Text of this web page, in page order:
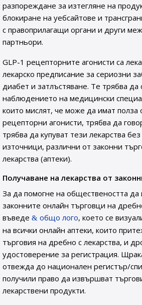
разпореждане за изтегляне на
блокиране на уебсайтове и
с правоприлагащи органи и други
партньори.
GLP-1 рецепторните агонисти са
лекарско предписание за сериозни
диабет и затлъстяване. Те трябва да
наблюдението на медицински
които мислят, че може да имат полза
рецепторни агонисти, трябва да
трябва да купуват тези лекарства
източници, различни от законни
лекарства (аптеки).
Получаване на лекарства от
За да помогне на обществеността
законните онлайн търговци на
въведе
общо лого, което се
на всички онлайн аптеки, които
търговия на дребно с лекарства, и
удостоверение за регистрация.
отвежда до национален регистър/
получили право да извършват
лекарствени продукти.